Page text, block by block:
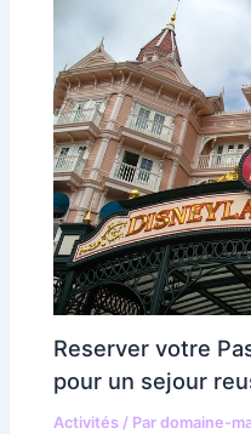
Reserver votre
pour un sejour
Activités / Pardomaine-